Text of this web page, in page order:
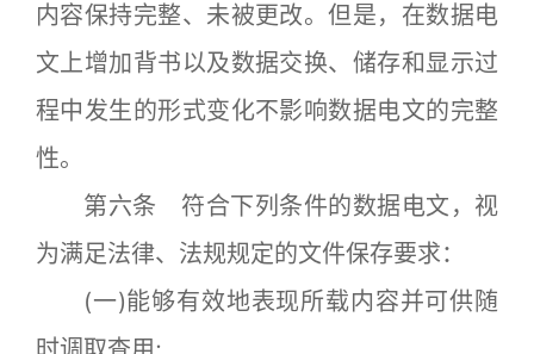
内容保持完整、未被更改。但是，在数据电
文上增加背书以及数据交换、储存和显示过
程中发生的形式变化不影响数据电文的完整
性。
第六条 符合下列条件的数据电文，视
为满足法律、法规规定的文件保存要求：
(一)能够有效地表现所载内容并可供随